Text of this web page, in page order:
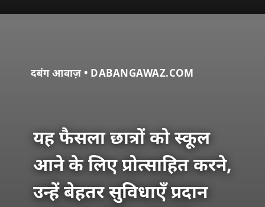
दबंग आवाज़ • DABANGAWAZ.COM
यह फैसला छात्रों को स्कूल
आने के लिए प्रोत्साहित करने,
उन्हें बेहतर सुविधाएँ प्रदान